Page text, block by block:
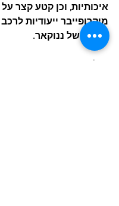
איכותיות, וכן קטע קצר
מיקרופייבר ייעודיות
בחנות של ננוקאר.